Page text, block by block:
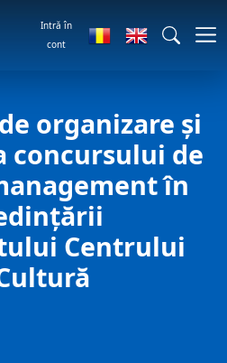
Intră în
cont
organizare şi
concursului de
în
Centrului